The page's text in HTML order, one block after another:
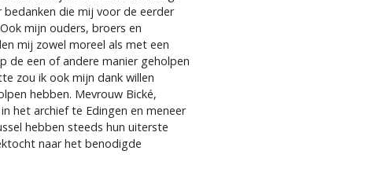
die mij voor de eerder
mijn ouders, broers en
mij zowel moreel als met een
de een of andere manier geholpen
zou ik ook mijn dank willen
hebben. Mevrouw Bické,
het archief te Edingen en meneer
hebben steeds hun uiterste
naar het benodigde